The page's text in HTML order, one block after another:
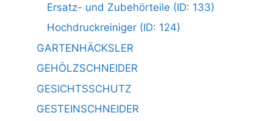
Ersatz- und Zubehörteile (ID: 133)
Hochdruckreiniger (ID: 124)
GARTENHÄCKSLER
GEHÖLZSCHNEIDER
GESICHTSSCHUTZ
GESTEINSCHNEIDER